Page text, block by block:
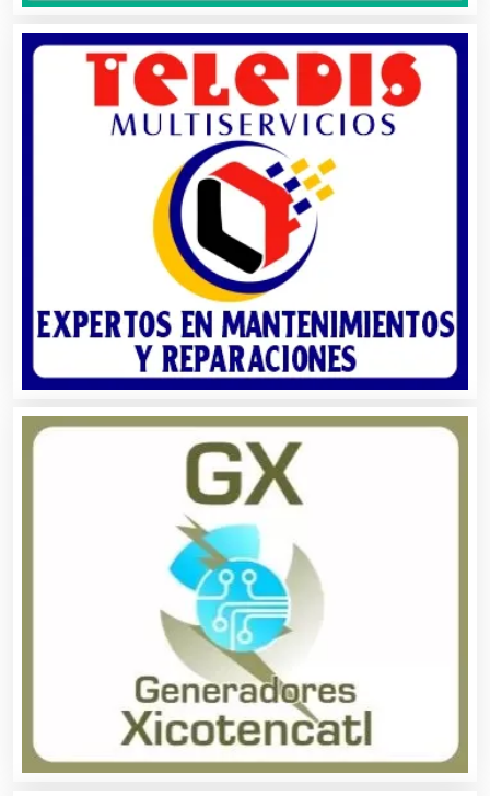
Artículos Personales
Artículos Publicitarios
Aseguradoras
Asesores Técnicos
Asesoría Fiscal
Asociaciones Civiles
Asociaciones Empresariales
Audio, Sonido e Iluminación